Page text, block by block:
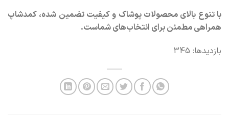
با تنوع بالای محصولات پوشاک و کیفیت تضمین‌ شده، کمدشاپ
همراهی مطمئن برای انتخاب‌های شماست.
بازدیدها: 345